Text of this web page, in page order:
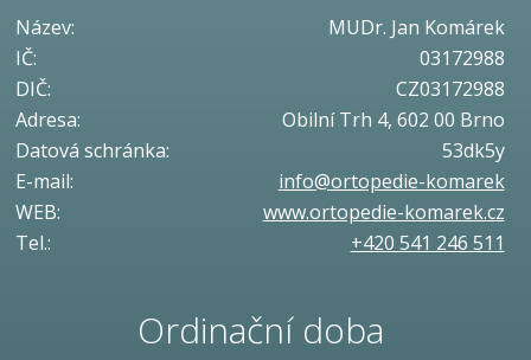
Název:
MUDr. Jan Komárek
IČ:
03172988
DIČ:
CZ03172988
Adresa:
Obilní Trh 4, 602 00 Brno
Datová schránka:
53dk5y
E-mail:
info@ortopedie-komarek
WEB:
www.ortopedie-komarek.cz
Tel.:
+420 541 246 511
Ordinační doba